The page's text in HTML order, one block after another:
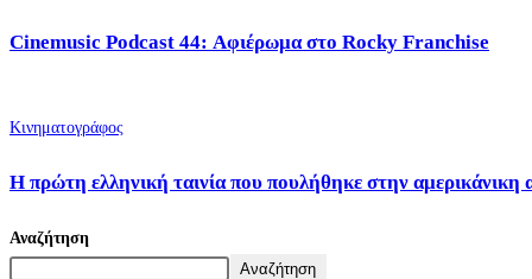
Cinemusic Podcast 44: Αφιέρωμα στο Rocky Franchise
Κινηματογράφος
Η πρώτη ελληνική ταινία που πουλήθηκε στην αμερικάνικη
Αναζήτηση
Αναζήτηση